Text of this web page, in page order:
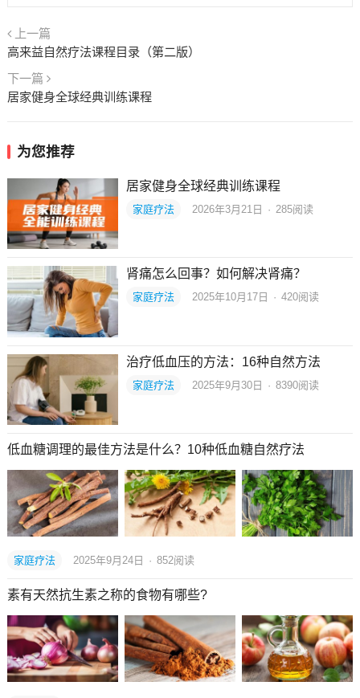
上一篇
高来益自然疗法课程目录（第二版）
下一篇
居家健身全球经典训练课程
为您推荐
居家健身全球经典训练课程
家庭疗法 2026年3月21日 · 285阅读
肾痛怎么回事？如何解决肾痛？
家庭疗法 2025年10月17日 · 420阅读
治疗低血压的方法：16种自然方法
家庭疗法 2025年9月30日 · 8390阅读
低血糖调理的最佳方法是什么？10种低血糖自然疗法
家庭疗法 2025年9月24日 · 852阅读
素有天然抗生素之称的食物有哪些?